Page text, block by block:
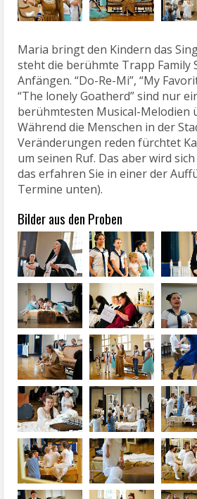
Maria bringt den Kindern das
steht die berühmte Trapp Family
Anfängen. “Do-Re-Mi”, “My
“The lonely Goatherd” sind nur
berühmtesten Musical-Melodien
Während die Menschen in der
Veränderungen reden fürchtet
um seinen Ruf. Das aber wird
das erfahren Sie in einer der
Termine unten).
Bilder aus den Proben